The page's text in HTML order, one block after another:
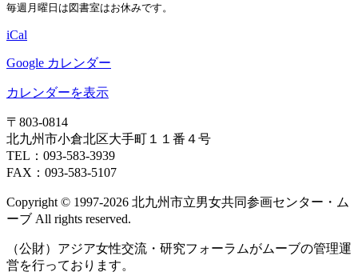
室
日
毎週月曜日は図書室はお休みです。
iCal
Google カレンダー
カレンダーを表示
〒803‐0814
北九州市小倉北区大手町１１番４号
TEL：093‐583‐3939
FAX：093‐583‐5107
Copyright © 1997‐2026 北九州市立男女共同参画センター・ム
ーブ All rights reserved.
（公財）アジア女性交流・研究フォーラムがムーブの管理運
営を行っております。